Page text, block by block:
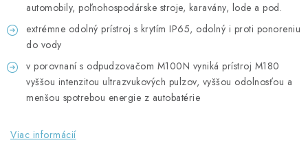
Kontakty Doprava a platba Časté otázky
automobily, poľnohospodárske stroje, karavány, lode a pod.
extrémne odolný prístroj s krytím IP65, odolný i proti ponoreniu
do vody
v porovnaní s odpudzovačom M100N vyniká prístroj M180
vyššou intenzitou ultrazvukových pulzov, vyššou odolnosťou a
menšou spotrebou energie z autobatérie
Viac informácií